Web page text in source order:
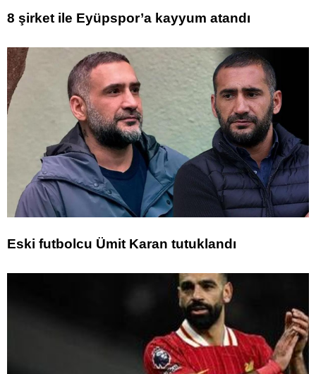
8 şirket ile Eyüpspor’a kayyum atandı
Eski futbolcu Ümit Karan tutuklandı